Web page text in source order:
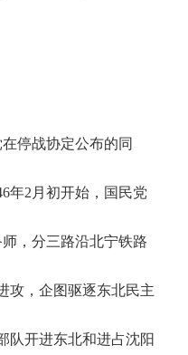
停战协定公布的同
年2月初开始，国民党
，分三路沿北宁铁路
攻，企图驱逐东北民主
队开进东北和进占沈阳